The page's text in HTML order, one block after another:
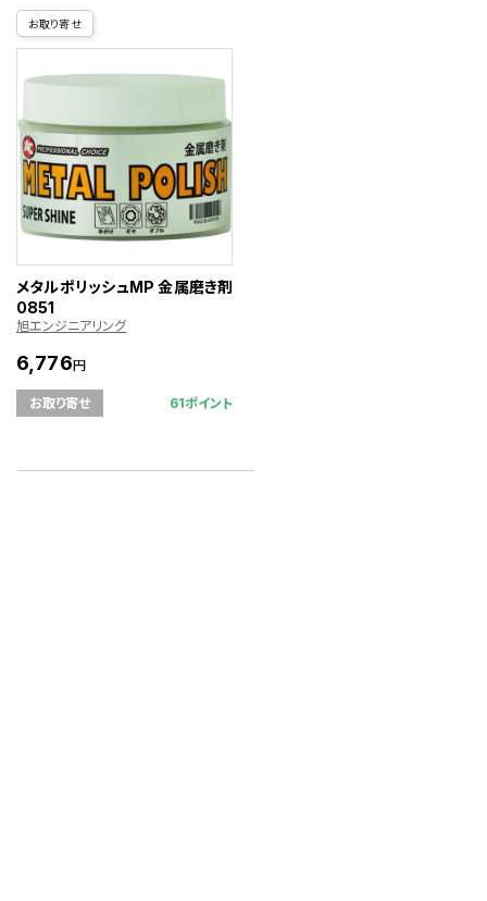
お取り寄せ
メタルポリッシュMP 金属磨き剤
0851
旭エンジニアリング
6,776円
お取り寄せ 61ポイント